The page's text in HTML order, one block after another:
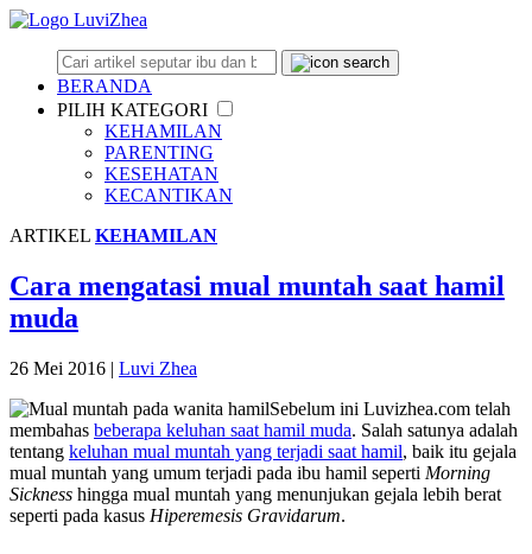
BERANDA
PILIH KATEGORI
KEHAMILAN
PARENTING
KESEHATAN
KECANTIKAN
ARTIKEL KEHAMILAN
Cara mengatasi mual muntah saat hamil
muda
26 Mei 2016 | Luvi Zhea
Sebelum ini Luvizhea.com telah
membahas beberapa keluhan saat hamil muda. Salah satunya adalah
tentang keluhan mual muntah yang terjadi saat hamil, baik itu gejala
mual muntah yang umum terjadi pada ibu hamil seperti Morning
Sickness hingga mual muntah yang menunjukan gejala lebih berat
seperti pada kasus Hiperemesis Gravidarum.